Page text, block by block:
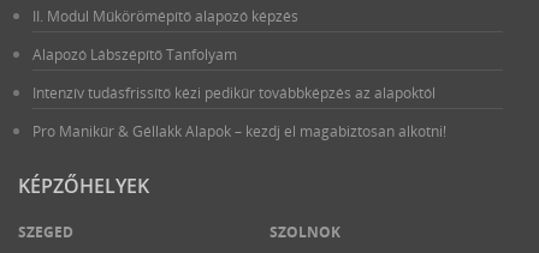
II. Modul Műkörömépítő alapozó képzés
Alapozó Lábszépítő Tanfolyam
Intenzív tudásfrissítő kézi pedikűr továbbképzés az alapoktól
Pro Manikűr & Géllakk Alapok – kezdj el magabiztosan alkotni!
KÉPZŐHELYEK
SZEGED SZOLNOK